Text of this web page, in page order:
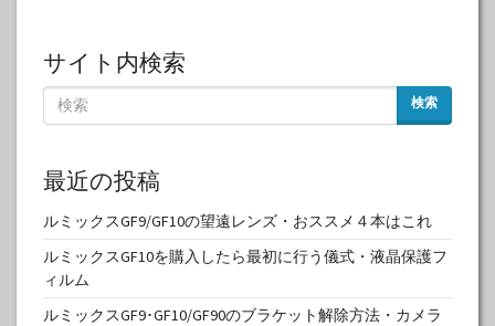
サイト内検索
検索
最近の投稿
ルミックスGF9/GF10の望遠レンズ・おススメ４本はこれ
ルミックスGF10を購入したら最初に行う儀式・液晶保護フ
ィルム
ルミックスGF9･GF10/GF90のブラケット解除方法・カメラ